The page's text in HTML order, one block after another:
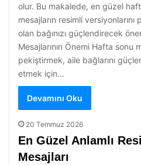
olur. Bu makalede, en güzel
mesajların resimli
olan bağınızı güçlendirecek
Mesajlarının Önemi Hafta sonu
pekiştirmek, aile bağlarını
etmek için…
Devamını Oku
20 Temmuz 2026
En Güzel Anlamlı
Mesajları